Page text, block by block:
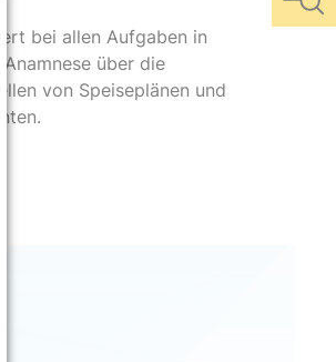
bei allen Aufgaben in
über die
von Speiseplänen und